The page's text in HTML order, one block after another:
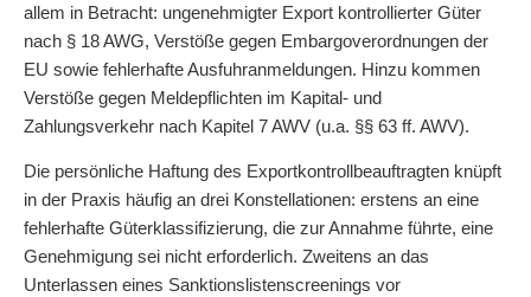
allem in Betracht: ungenehmigter Export kontrollierter Güter
nach § 18 AWG, Verstöße gegen Embargoverordnungen der
EU sowie fehlerhafte Ausfuhranmeldungen. Hinzu kommen
Verstöße gegen Meldepflichten im Kapital- und
Zahlungsverkehr nach Kapitel 7 AWV (u.a. §§ 63 ff. AWV).
Die persönliche Haftung des Exportkontrollbeauftragten knüpft
in der Praxis häufig an drei Konstellationen: erstens an eine
fehlerhafte Güterklassifizierung, die zur Annahme führte, eine
Genehmigung sei nicht erforderlich. Zweitens an das
Unterlassen eines Sanktionslistenscreenings vor